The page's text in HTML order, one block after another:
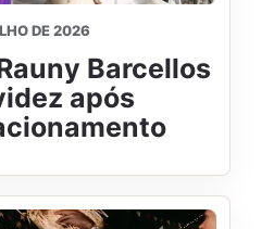
DE 2026
Barcellos
após